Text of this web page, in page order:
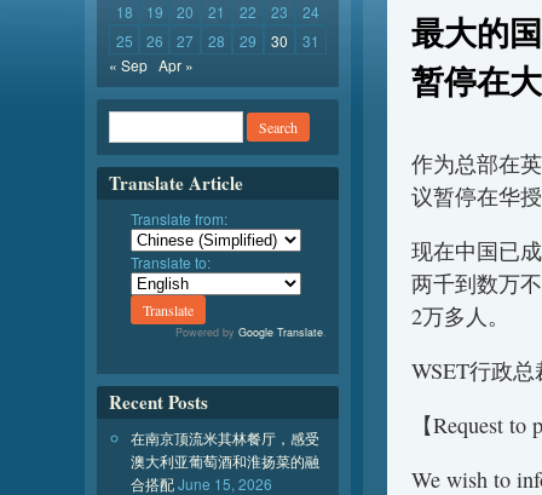
最大的
暂停在
作为总部在
议暂停在华
现在中国已
两千到数万
2万多人。
WSET行政
【Request
We wish to
18
19 20 21 22 23
24
25
26 27 28 29 30
31
« Sep Apr »
Translate Article
Translate from:
Translate to:
Powered by Google Translate.
Recent Posts
在南京顶流米其林餐厅，感受
澳大利亚葡萄酒和淮扬菜的融
合搭配June 15, 2026